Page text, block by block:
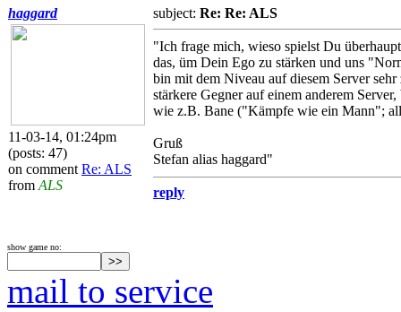
haggard
11-03-14, 01:24pm
(posts: 47)
on comment Re: ALS
from ALS
subject: Re: Re: ALS
"Ich frage mich, wieso spielst Du
das, üm Dein Ego zu stärken und uns
bin mit dem Niveau auf diesem Server
stärkere Gegner auf einem anderem
wie z.B. Bane ("Kämpfe wie ein Mann";
Gruß
Stefan alias haggard"
reply
show game no:
mail to service